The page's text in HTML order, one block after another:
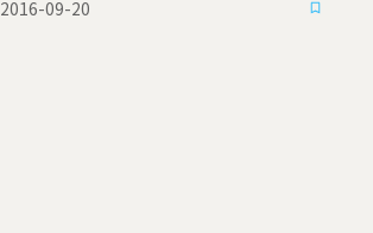
2016-09-20